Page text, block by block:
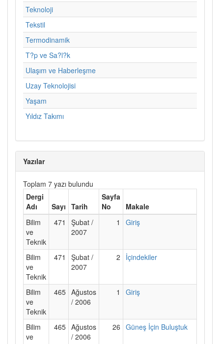
Teknoloji
Tekstil
Termodinamik
T?p ve Sa?l?k
Ulaşım ve Haberleşme
Uzay Teknolojisi
Yaşam
Yıldız Takımı
Yazılar
Toplam 7 yazı bulundu
Dergi
Adı
Sayı Tarih
Sayfa
No
Makale
Bilim
ve
Teknik
471
Şubat /
2007
1 Giriş
Bilim
ve
Teknik
471
Şubat /
2007
2 İçindekiler
Bilim
ve
Teknik
465 Ağustos
/ 2006
1 Giriş
Bilim
ve
465 Ağustos
/ 2006
26 Güneş İçin Buluştuk